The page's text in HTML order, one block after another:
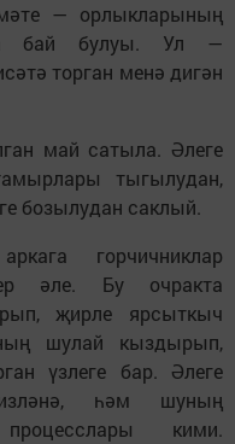
— орлыкларының
бай булуы. Ул —
торган менә дигән
май сатыла. Әлеге
тыгылудан,
бозылудан саклый.
горчичниклар
әле. Бу очракта
җирле ярсыткыч
шулай кыздырып,
үзлеге бар. Әлеге
һәм шуның
кими.